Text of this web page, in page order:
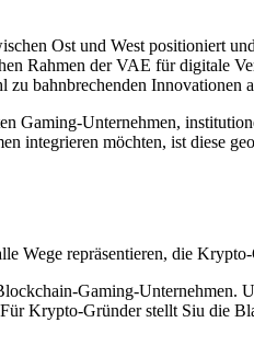
Ost und West positioniert
Rahmen der VAE für digitale
bahnbrechenden Innovationen
Gaming-Unternehmen,
integrieren möchten, ist diese
Wege repräsentieren, die
Gaming-Unternehmen.
Krypto-Gründer stellt Siu die